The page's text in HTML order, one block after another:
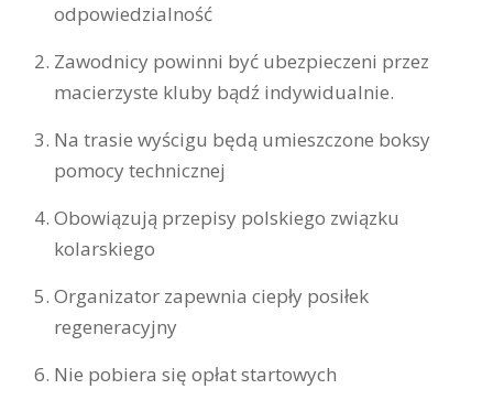
odpowiedzialność
Zawodnicy powinni być ubezpieczeni przez
macierzyste kluby bądź indywidualnie.
Na trasie wyścigu będą umieszczone boksy
pomocy technicznej
Obowiązują przepisy polskiego związku
kolarskiego
Organizator zapewnia ciepły posiłek
regeneracyjny
Nie pobiera się opłat startowych